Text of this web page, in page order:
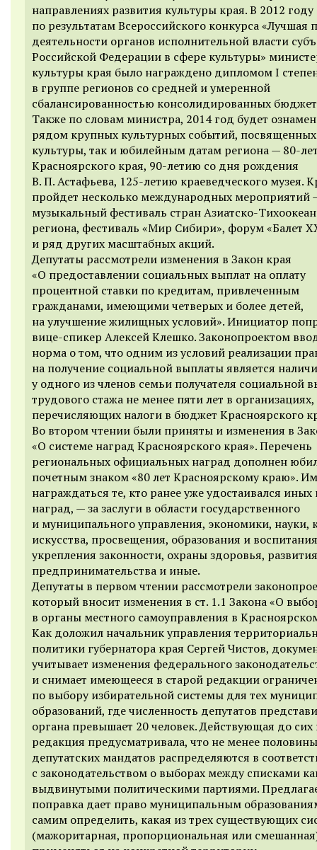
направлениях развития культуры края. В 2012 году
по результатам Всероссийского конкурса «Лучшая
деятельности органов исполнительной власти
Российской Федерации в сфере культуры»
культуры края было награждено дипломом I
в группе регионов со средней и умеренной
сбалансированностью консолидированных
Также по словам министра, 2014 год будет
рядом крупных культурных событий, посвященных
культуры, так и юбилейным датам региона — 80-
Красноярского края, 90-летию со дня рождения
В. П. Астафьева, 125-летию краеведческого музея.
пройдет несколько международных мероприятий
музыкальный фестиваль стран Азиатско-
региона, фестиваль «Мир Сибири», форум «Балет
и ряд других масштабных акций.
Депутаты рассмотрели изменения в Закон края
«О предоставлении социальных выплат на оплату
процентной ставки по кредитам, привлеченным
гражданами, имеющими четверых и более детей,
на улучшение жилищных условий». Инициатор
вице-спикер Алексей Клешко. Законопроектом
норма о том, что одним из условий реализации
на получение социальной выплаты является
у одного из членов семьи получателя социальной
трудового стажа не менее пяти лет в организациях,
перечисляющих налоги в бюджет Красноярского
Во втором чтении были приняты и изменения в
«О системе наград Красноярского края». Перечень
региональных официальных наград дополнен
почетным знаком «80 лет Красноярскому краю».
награждаться те, кто ранее уже удостаивался иных
наград, — за заслуги в области государственного
и муниципального управления, экономики, науки,
искусства, просвещения, образования и
укрепления законности, охраны здоровья,
предпринимательства и иные.
Депутаты в первом чтении рассмотрели
который вносит изменения в ст. 1.1 Закона «О
в органы местного самоуправления в
Как доложил начальник управления
политики губернатора края Сергей Чистов,
учитывает изменения федерального
и снимает имеющееся в старой редакции
по выбору избирательной системы для тех
образований, где численность депутатов
органа превышает 20 человек. Действующая до сих
редакция предусматривала, что не менее половины
депутатских мандатов распределяются в
с законодательством о выборах между списками
выдвинутыми политическими партиями.
поправка дает право муниципальным
самим определить, какая из трех существующих
(мажоритарная, пропорциональная или